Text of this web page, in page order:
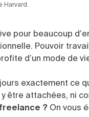
Harvard.
pour beaucoup
Pouvoir
d’un mode de
exactement ce
être attachées, ni
? On vous